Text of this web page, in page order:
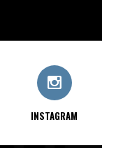
INSTAGRAM